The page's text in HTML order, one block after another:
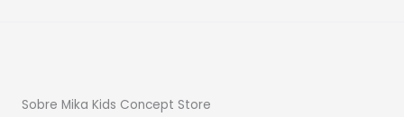
Sobre Mika Kids Concept Store